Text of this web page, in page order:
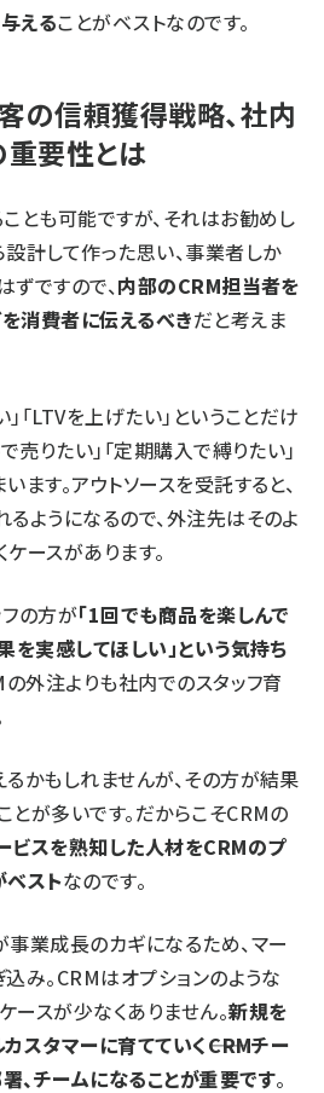
えることがベストなのです。
の信頼獲得戦略、社内
要性とは
とも可能ですが、それはお勧めし
計して作った思い、事業者しか
ですので、内部のCRM担当者を
消費者に伝えるべきだと考えま
「LTVを上げたい」ということだけ
売りたい」「定期購入で縛りたい」
ます。アウトソースを受託すると、
ようになるので、外注先はそのよ
ースがあります。
の方が「1回でも商品を楽しんで
を実感してほしい」という気持ち
の外注よりも社内でのスタッフ育
かもしれませんが、その方が結果
が多いです。だからこそCRMの
ビスを熟知した人材をCRMのプ
ベストなのです。
業成長のカギになるため、マー
み。CRMはオプションのような
スが少なくありません。新規を
スタマーに育てていく――CRMチー
、チームになることが重要です。